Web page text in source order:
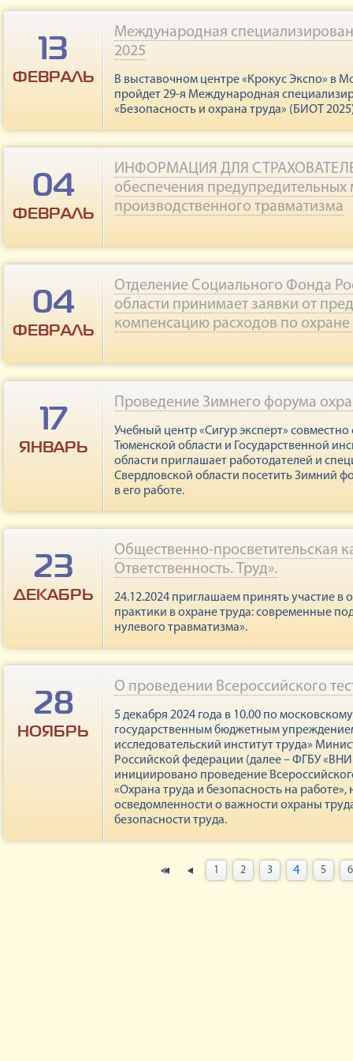
13
ФЕВРАЛЬ
Международная
2025
В выставочном центре «Крокус Экспо» в
пройдет 29-я Международная
«Безопасность и охрана труда» (БИОТ
04
ФЕВРАЛЬ
ИНФОРМАЦИЯ ДЛЯ
обеспечения
производственного травматизма
04
ФЕВРАЛЬ
Отделение Социального Фонда
области принимает заявки от
компенсацию расходов по охране
17
ЯНВАРЬ
Проведение Зимнего форума
Учебный центр «Сигур эксперт»
Тюменской области и Государственной
области приглашает работодателей и
Свердловской области посетить Зимний
в его работе.
23
ДЕКАБРЬ
Общественно-просветительская
Ответственность. Труд».
24.12.2024 приглашаем принять участие
практики в охране труда: современные
нулевого травматизма».
28
НОЯБРЬ
О проведении Всероссийского
5 декабря 2024 года в 10.00 по
государственным бюджетным
исследовательский институт труда»
Российской федерации (далее – ФГБУ
инициировано проведение
«Охрана труда и безопасность на
осведомленности о важности охраны
безопасности труда.
1 2 3 4 5 6